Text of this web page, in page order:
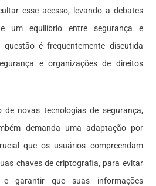
esse acesso, levando a debates
um equilíbrio entre segurança e
questão é frequentemente discutida
e organizações de direitos
de novas tecnologias de segurança,
demanda uma adaptação por
que os usuários compreendam
chaves de criptografia, para evitar
e garantir que suas informações